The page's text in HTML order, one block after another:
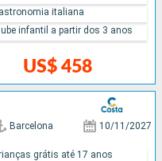
US$ 458
italiana
infantil a partir dos 3 anos
Barcelona 10/11/2027
grátis até 17 anos